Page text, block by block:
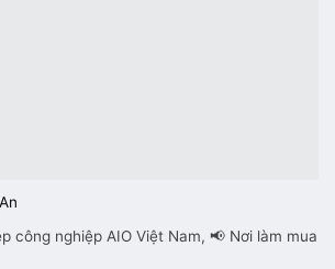
công nghiệp AIO Việt Nam, 📢 Nơi làm mua